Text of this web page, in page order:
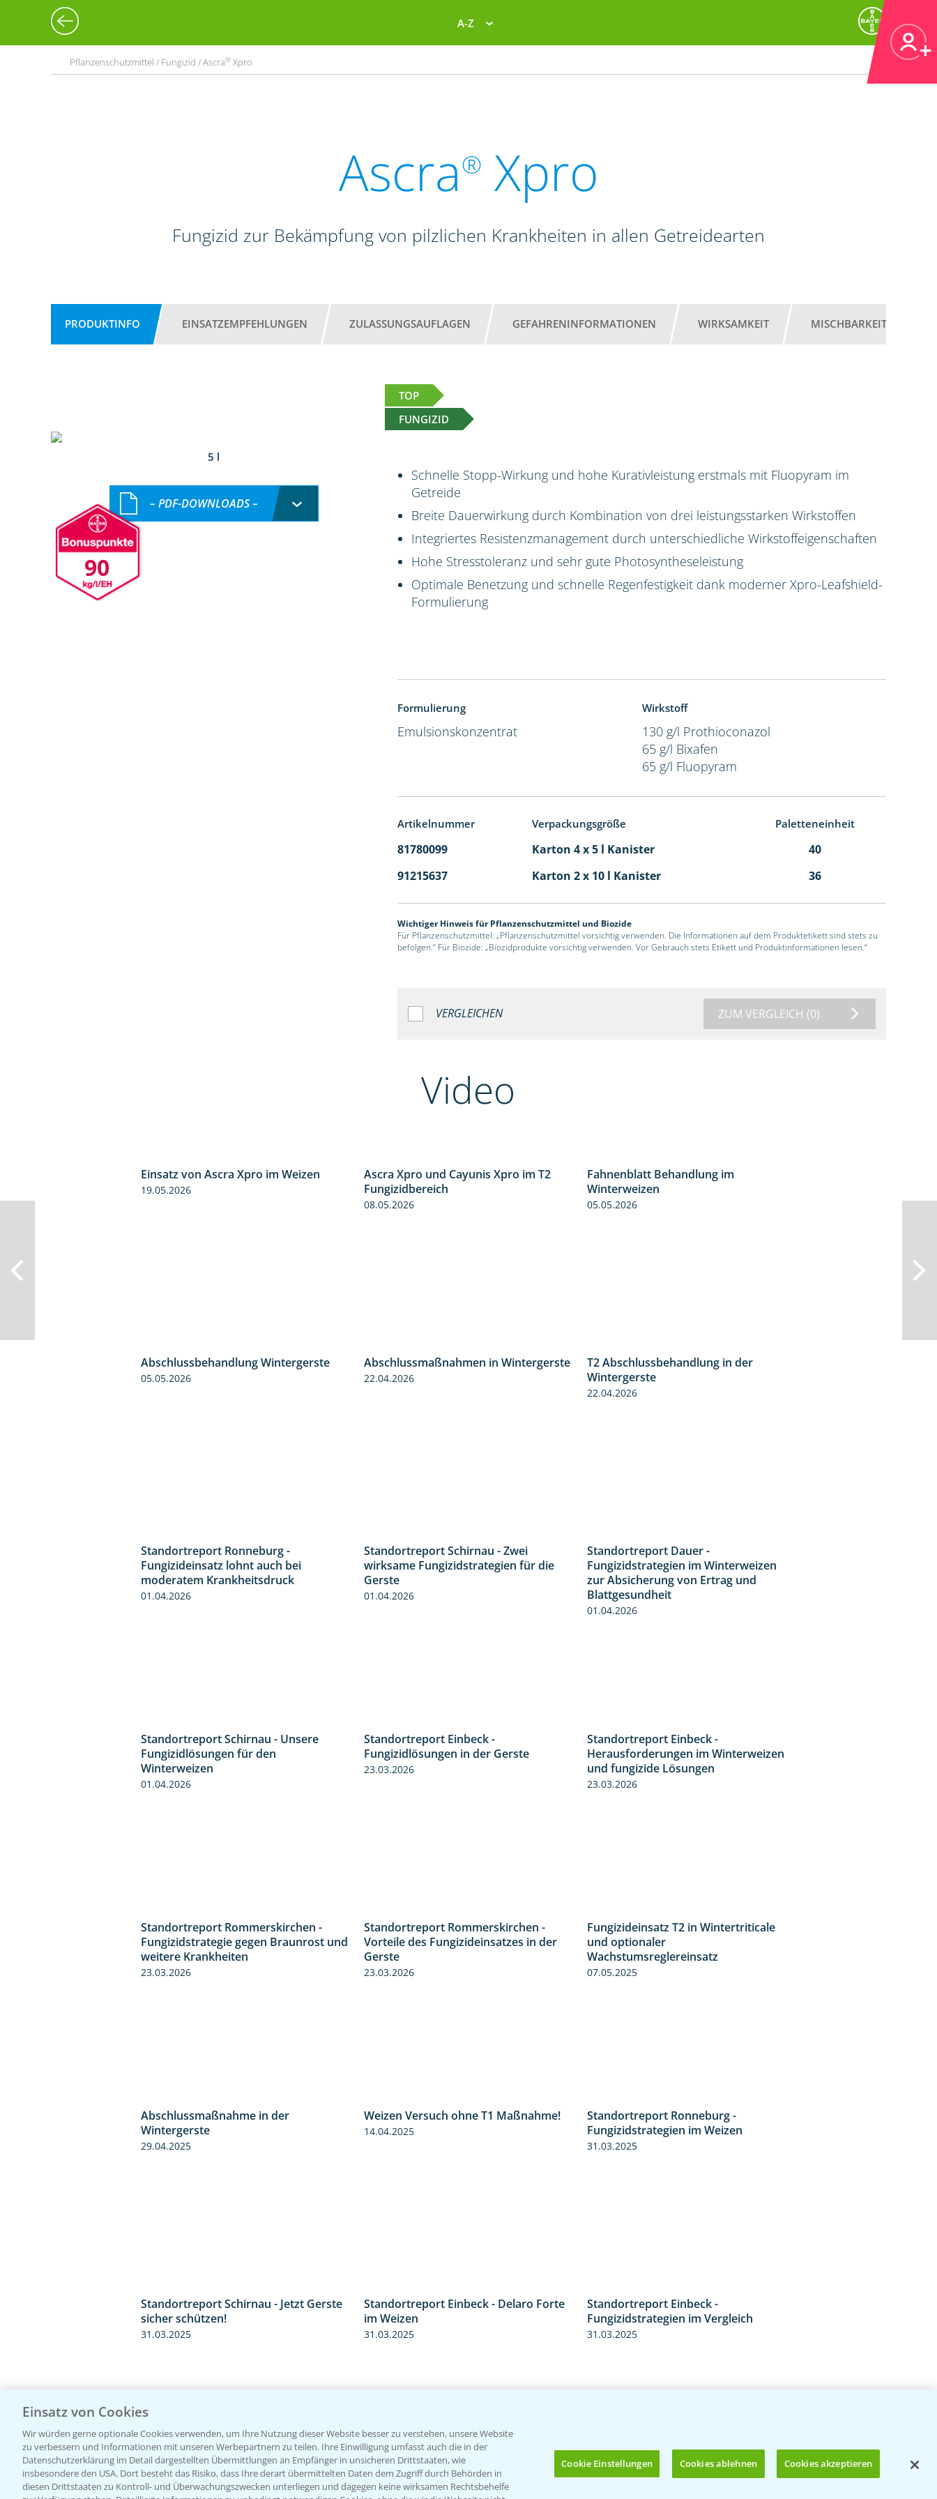
A-Z
Pflanzenschutzmittel / Fungizid / Ascra® Xpro
Ascra® Xpro
Fungizid zur Bekämpfung von pilzlichen Krankheiten in allen Getreidearten
PRODUKTINFO EINSATZEMPFEHLUNGEN ZULASSUNGSAUFLAGEN GEFAHRENINFORMATIONEN WIRKSAMKEIT MISCHBARKEIT
TOP
FUNGIZID
5 l
90
– PDF-DOWNLOADS –
Schnelle Stopp-Wirkung und hohe Kurativleistung erstmals mit Fluopyram im
Getreide
Breite Dauerwirkung durch Kombination von drei leistungsstarken Wirkstoffen
Integriertes Resistenzmanagement durch unterschiedliche Wirkstoffeigenschaften
Hohe Stresstoleranz und sehr gute Photosyntheseleistung
Optimale Benetzung und schnelle Regenfestigkeit dank moderner Xpro-Leafshield-
Formulierung
Formulierung
Emulsionskonzentrat
Wirkstoff
130 g/l Prothioconazol
65 g/l Bixafen
65 g/l Fluopyram
Artikelnummer Verpackungsgröße Paletteneinheit
81780099 Karton 4 x 5 l Kanister
40
91215637
Karton 2 x 10 l Kanister 36
Wichtiger Hinweis für Pflanzenschutzmittel und Biozide
Für Pflanzenschutzmittel: „Pflanzenschutzmittel vorsichtig verwenden. Die Informationen auf dem Produktetikett sind stets zu
befolgen.“ Für Biozide: „Biozidprodukte vorsichtig verwenden. Vor Gebrauch stets Etikett und Produktinformationen lesen.“
VERGLEICHEN ZUM VERGLEICH (0)
Video
Einsatz von Ascra Xpro im Weizen
19.05.2026
Ascra Xpro und Cayunis Xpro im T2
Fungizidbereich
08.05.2026
Fahnenblatt Behandlung im
Winterweizen
05.05.2026
Abschlussbehandlung Wintergerste
05.05.2026 1:55
Abschlussmaßnahmen in Wintergerste
22.04.2026
T2 Abschlussbehandlung in der
Wintergerste
22.04.2026
Standortreport Ronneburg -
Fungizideinsatz lohnt auch bei
moderatem Krankheitsdruck
01.04.2026
4:27
Standortreport Schirnau - Zwei
wirksame Fungizidstrategien für die
Gerste
01.04.2026
5:10
Standortreport Dauer -
Fungizidstrategien im Winterweizen
zur Absicherung von Ertrag und
Blattgesundheit
01.04.2026
Standortreport Schirnau - Unsere
Fungizidlösungen für den
Winterweizen
01.04.2026
Standortreport Einbeck -
Fungizidlösungen in der Gerste
23.03.2026
7:08
Standortreport Einbeck -
Herausforderungen im Winterweizen
und fungizide Lösungen
23.03.2026
6:11
Standortreport Rommerskirchen -
Fungizidstrategie gegen Braunrost und
weitere Krankheiten
23.03.2026
5:47
Standortreport Rommerskirchen -
Vorteile des Fungizideinsatzes in der
Gerste
23.03.2026
Fungizideinsatz T2 in Wintertriticale
und optionaler
Wachstumsreglereinsatz
07.05.2025
Abschlussmaßnahme in der
Wintergerste
29.04.2025
Weizen Versuch ohne T1 Maßnahme!
14.04.2025
Standortreport Ronneburg -
Fungizidstrategien im Weizen
31.03.2025
Standortreport Schirnau - Jetzt Gerste
sicher schützen!
31.03.2025
Standortreport Einbeck - Delaro Forte
im Weizen
31.03.2025
Standortreport Einbeck -
Fungizidstrategien im Vergleich
31.03.2025
Standortreport Raden - Fungizid Standortreport Raden -
Einsatz von Cookies
Wir würden gerne optionale Cookies verwenden, um Ihre Nutzung dieser Website besser zu verstehen, unsere Website
zu verbessern und Informationen mit unseren Werbepartnern zu teilen. Ihre Einwilligung umfasst auch die in der
Datenschutzerklärung im Detail dargestellten Übermittlungen an Empfänger in unsicheren Drittstaaten, wie
insbesondere den USA. Dort besteht das Risiko, dass Ihre derart übermittelten Daten dem Zugriff durch Behörden in
diesen Drittstaaten zu Kontroll- und Überwachungszwecken unterliegen und dagegen keine wirksamen Rechtsbehelfe
Cookie Einstellungen Cookies ablehnen Cookies akzeptieren